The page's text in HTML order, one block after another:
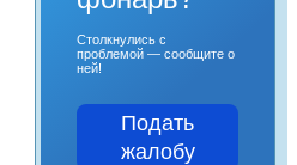
Столкнулись с
проблемой — сообщите о
ней!
Подать
жалобу